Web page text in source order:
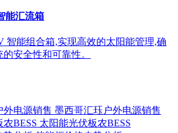
能汇流箱
智能组合箱,实现高效的太阳能管理,确
安全性和可靠性。
墨西哥汇珏户外电源销售
太阳能光伏板农BESS